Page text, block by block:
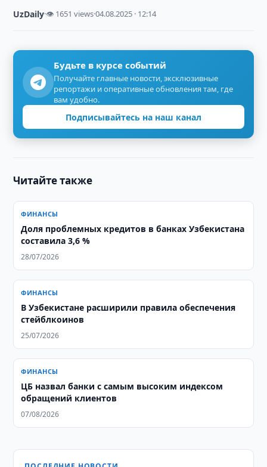
UzDaily·👁 1651 views·04.08.2025 · 12:14
Будьте в курсе событий
Получайте главные новости, эксклюзивные
репортажи и оперативные обновления там, где
вам удобно.
Подписывайтесь на наш канал
Читайте также
ФИНАНСЫ
Доля проблемных кредитов в банках Узбекистана
составила 3,6 %
28/07/2026
ФИНАНСЫ
В Узбекистане расширили правила обеспечения
стейблкоинов
25/07/2026
ФИНАНСЫ
ЦБ назвал банки с самым высоким индексом
обращений клиентов
07/08/2026